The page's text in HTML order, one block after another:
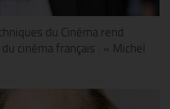
du Cinéma rend
cinéma français : « Michel